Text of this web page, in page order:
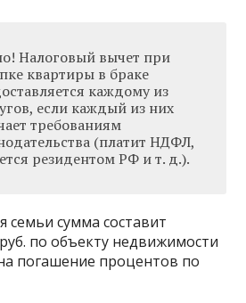
Налоговый вычет при
квартиры в браке
каждому из
если каждый из них
требованиям
(платит НДФЛ,
резидентом РФ и т. д.).
семьи сумма составит
по объекту недвижимости
погашение процентов по